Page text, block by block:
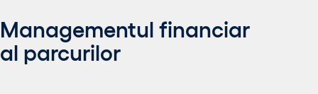
Managementul financiar
al parcurilor